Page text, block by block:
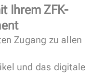
Ihrem ZFK-
Zugang zu allen
und das digitale